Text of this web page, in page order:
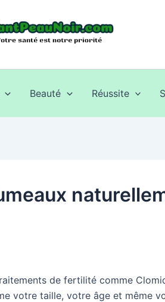
Beauté Réussite
de fertilité comme
votre taille, votre âge et même